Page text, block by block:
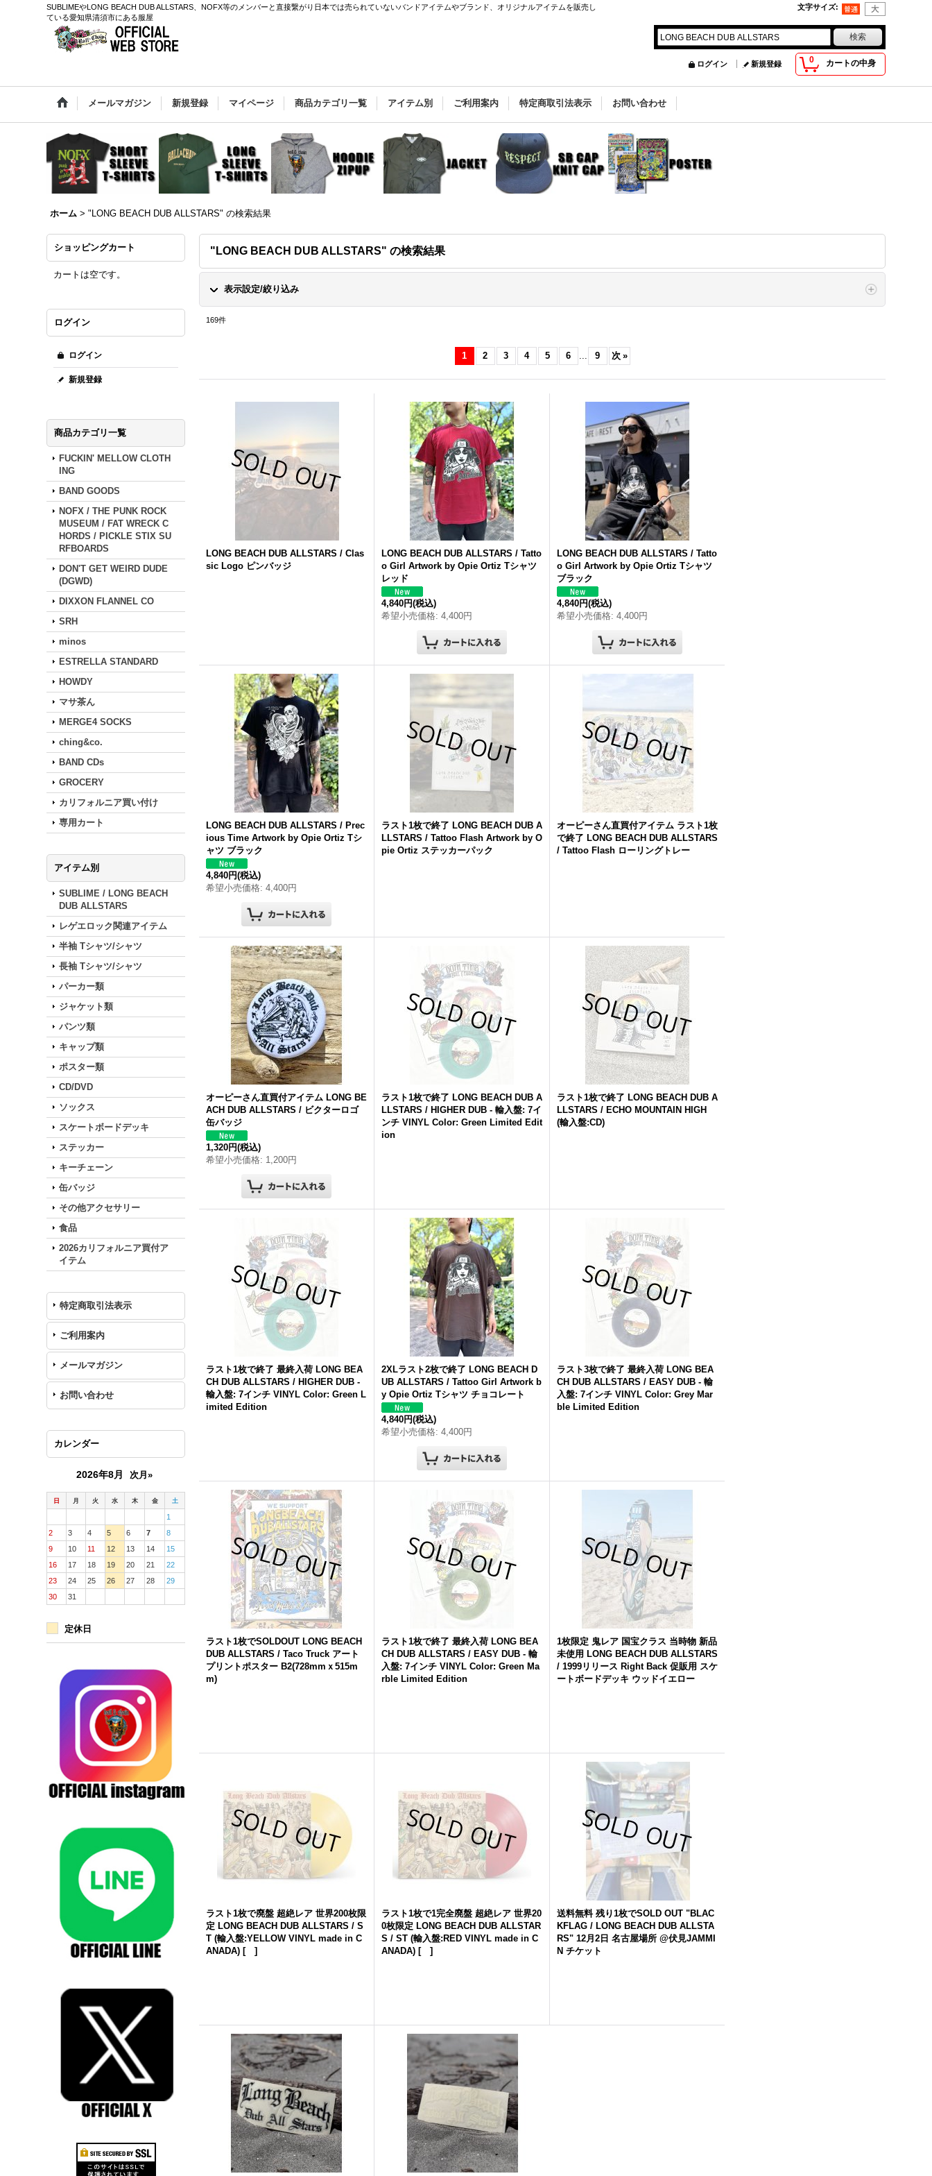
SUBLIMEやLONG BEACH DUB ALLSTARS、NOFX等のメンバーと直接繋がり日本では売られていないバンドアイテムやブランド、オリジナルアイテムを販売し
ている愛知県清須市にある服屋
文字サイズ:
0 カートの中身
ログイン 新規登録
メールマガジン 新規登録 マイページ 商品カテゴリ一覧 アイテム別 ご利用案内 特定商取引法表示 お問い合わせ
ホーム > "LONG BEACH DUB ALLSTARS" の検索結果
ショッピングカート
カートは空です。
ログイン
ログイン
新規登録
商品カテゴリ一覧
FUCKIN' MELLOW CLOTH
ING
BAND GOODS
NOFX / THE PUNK ROCK
MUSEUM / FAT WRECK C
HORDS / PICKLE STIX SU
RFBOARDS
DON'T GET WEIRD DUDE
(DGWD)
DIXXON FLANNEL CO
SRH
minos
ESTRELLA STANDARD
HOWDY
マサ茶ん
MERGE4 SOCKS
ching&co.
BAND CDs
GROCERY
カリフォルニア買い付け
専用カート
アイテム別
SUBLIME / LONG BEACH
DUB ALLSTARS
レゲエロック関連アイテム
半袖 Tシャツ/シャツ
長袖 Tシャツ/シャツ
パーカー類
ジャケット類
パンツ類
キャップ類
ポスター類
CD/DVD
ソックス
スケートボードデッキ
ステッカー
キーチェーン
缶バッジ
その他アクセサリー
食品
2026カリフォルニア買付ア
イテム
特定商取引法表示
ご利用案内
メールマガジン
お問い合わせ
カレンダー
2026年8月 次月»
日 月 火 水 木 金 土
1
2
3 4 5 6 7
8
9
10 11 12 13 14
15
16
17 18 19 20 21
22
23
24 25 26 27 28
29
30
31
定休日
"LONG BEACH DUB ALLSTARS" の検索結果
表示設定/絞り込み
169件
1 2 3 4 5 6 ... 9 次 »
LONG BEACH DUB ALLSTARS / Clas
sic Logo ピンバッジ
LONG BEACH DUB ALLSTARS / Tatto
o Girl Artwork by Opie Ortiz Tシャツ
レッド
4,840円(税込)
希望小売価格: 4,400円
LONG BEACH DUB ALLSTARS / Tatto
o Girl Artwork by Opie Ortiz Tシャツ
ブラック
4,840円(税込)
希望小売価格: 4,400円
LONG BEACH DUB ALLSTARS / Prec
ious Time Artwork by Opie Ortiz Tシ
ャツ ブラック
4,840円(税込)
希望小売価格: 4,400円
ラスト1枚で終了 LONG BEACH DUB A
LLSTARS / Tattoo Flash Artwork by O
pie Ortiz ステッカーパック
オーピーさん直買付アイテム ラスト1枚
で終了 LONG BEACH DUB ALLSTARS
/ Tattoo Flash ローリングトレー
オーピーさん直買付アイテム LONG BE
ACH DUB ALLSTARS / ビクターロゴ
缶バッジ
1,320円(税込)
希望小売価格: 1,200円
ラスト1枚で終了 LONG BEACH DUB A
LLSTARS / HIGHER DUB - 輸入盤: 7イ
ンチ VINYL Color: Green Limited Edit
ion
ラスト1枚で終了 LONG BEACH DUB A
LLSTARS / ECHO MOUNTAIN HIGH
(輸入盤:CD)
ラスト1枚で終了 最終入荷 LONG BEA
CH DUB ALLSTARS / HIGHER DUB -
輸入盤: 7インチ VINYL Color: Green L
imited Edition
2XLラスト2枚で終了 LONG BEACH D
UB ALLSTARS / Tattoo Girl Artwork b
y Opie Ortiz Tシャツ チョコレート
4,840円(税込)
希望小売価格: 4,400円
ラスト3枚で終了 最終入荷 LONG BEA
CH DUB ALLSTARS / EASY DUB - 輸
入盤: 7インチ VINYL Color: Grey Mar
ble Limited Edition
ラスト1枚でSOLDOUT LONG BEACH
DUB ALLSTARS / Taco Truck アート
プリントポスター B2(728mmｘ515m
m)
ラスト1枚で終了 最終入荷 LONG BEA
CH DUB ALLSTARS / EASY DUB - 輸
入盤: 7インチ VINYL Color: Green Ma
rble Limited Edition
1枚限定 鬼レア 国宝クラス 当時物 新品
未使用 LONG BEACH DUB ALLSTARS
/ 1999リリース Right Back 促販用 スケ
ートボードデッキ ウッドイエロー
ラスト1枚で廃盤 超絶レア 世界200枚限
定 LONG BEACH DUB ALLSTARS / S
T (輸入盤:YELLOW VINYL made in C
ANADA) [ ]
ラスト1枚で1完全廃盤 超絶レア 世界20
0枚限定 LONG BEACH DUB ALLSTAR
S / ST (輸入盤:RED VINYL made in C
ANADA) [ ]
送料無料 残り1枚でSOLD OUT "BLAC
KFLAG / LONG BEACH DUB ALLSTA
RS" 12月2日 名古屋場所 @伏見JAMMI
N チケット